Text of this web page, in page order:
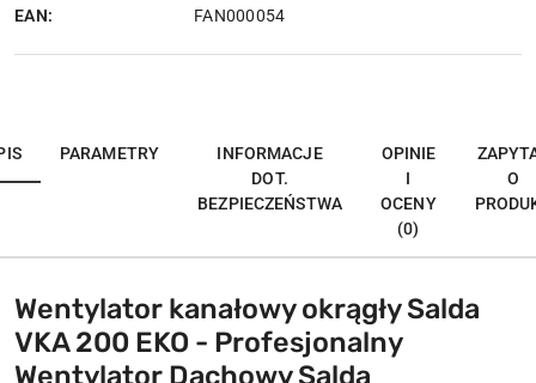
EAN: FAN000054
PARAMETRY
INFORMACJE
DOT.
BEZPIECZEŃSTWA
OPINIE
I
OCENY
(0)
O
Wentylator kanałowy okrągły Salda
VKA 200 EKO - Profesjonalny
Wentylator Dachowy Salda